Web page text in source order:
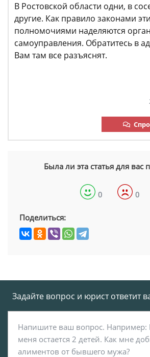
В Ростовской области одни, в
другие. Как правило законами
полномочиями наделяются
самоуправления. Обратитесь в
Вам там все разъяснят.
Была ли эта статья для вас
0 0
Поделиться:
Задайте вопрос и юрист ответит